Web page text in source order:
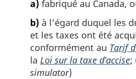
a) fabriqué au Canada,
b) à l’égard duquel les
et les taxes ont été
conformément au Tarif
la Loi sur la taxe d’accise;
simulator)